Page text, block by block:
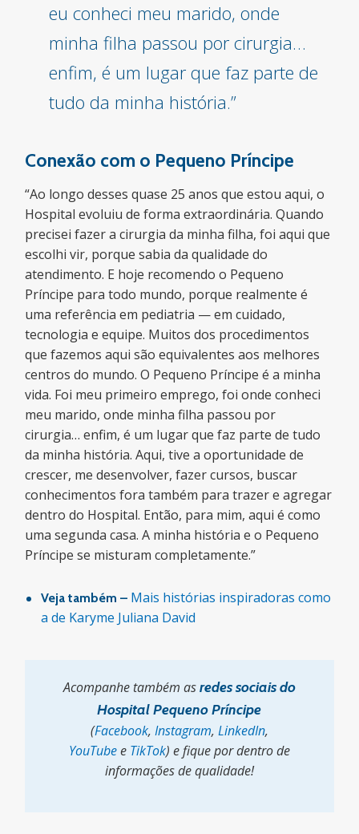
eu conheci meu marido, onde
minha filha passou por cirurgia…
enfim, é um lugar que faz parte de
tudo da minha história.”
Conexão com o Pequeno Príncipe
“Ao longo desses quase 25 anos que estou aqui, o
Hospital evoluiu de forma extraordinária. Quando
precisei fazer a cirurgia da minha filha, foi aqui que
escolhi vir, porque sabia da qualidade do
atendimento. E hoje recomendo o Pequeno
Príncipe para todo mundo, porque realmente é
uma referência em pediatria — em cuidado,
tecnologia e equipe. Muitos dos procedimentos
que fazemos aqui são equivalentes aos melhores
centros do mundo. O Pequeno Príncipe é a minha
vida. Foi meu primeiro emprego, foi onde conheci
meu marido, onde minha filha passou por
cirurgia… enfim, é um lugar que faz parte de tudo
da minha história. Aqui, tive a oportunidade de
crescer, me desenvolver, fazer cursos, buscar
conhecimentos fora também para trazer e agregar
dentro do Hospital. Então, para mim, aqui é como
uma segunda casa. A minha história e o Pequeno
Príncipe se misturam completamente.”
Veja também – Mais histórias inspiradoras como
a de Karyme Juliana David
Acompanhe também asredes sociais do
Hospital Pequeno Príncipe
(Facebook, Instagram, LinkedIn,
YouTubee TikTok) e fique por dentro de
informações de qualidade!